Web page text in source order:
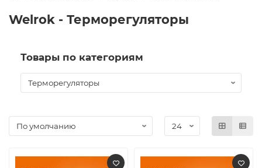
Welrok - Терморегуляторы
Товары по категориям